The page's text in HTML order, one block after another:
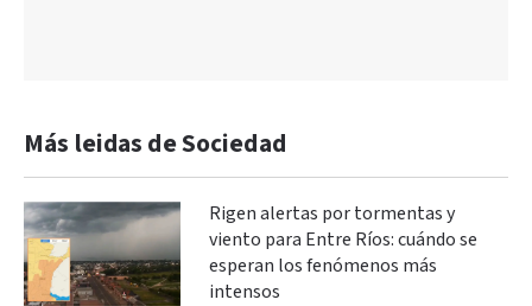
Más leidas de Sociedad
Rigen alertas por tormentas y
viento para Entre Ríos: cuándo se
esperan los fenómenos más
intensos